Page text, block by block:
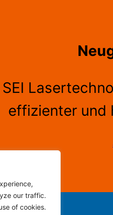
our traffic.
of cookies.
effizienter und